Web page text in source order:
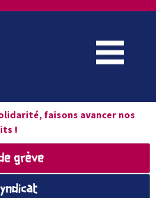
faisons avancer nos
!
grève